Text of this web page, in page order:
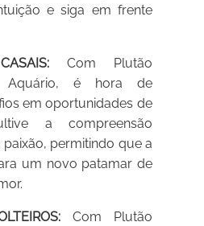
e siga em frente
Com Plutão
Aquário, é hora de
em oportunidades de
a compreensão
permitindo que a
um novo patamar de
Com Plutão